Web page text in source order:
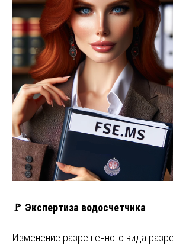
🚩 Экспертиза водосчетчика
Изменение разрешенного вида